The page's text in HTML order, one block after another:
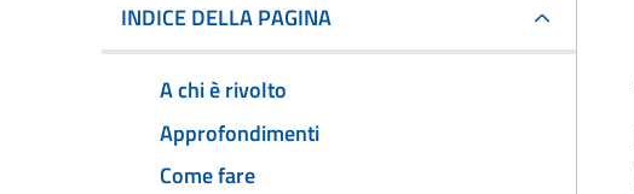
INDICE DELLA PAGINA
A chi è rivolto
Approfondimenti
Come fare